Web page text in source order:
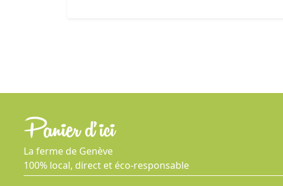
La ferme de Genève
100% local, direct et éco-responsable